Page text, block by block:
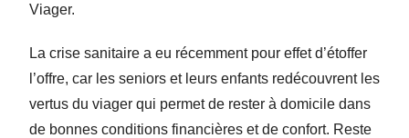
Viager.
La crise sanitaire a eu récemment pour effet d’étoffer
l’offre, car les seniors et leurs enfants redécouvrent les
vertus du viager qui permet de rester à domicile dans
de bonnes conditions financières et de confort. Reste